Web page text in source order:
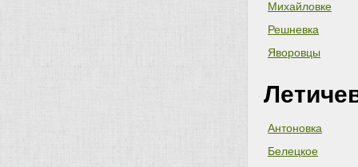
Михайловке
Решневка
Яворовцы
Антоновка
Белецкое